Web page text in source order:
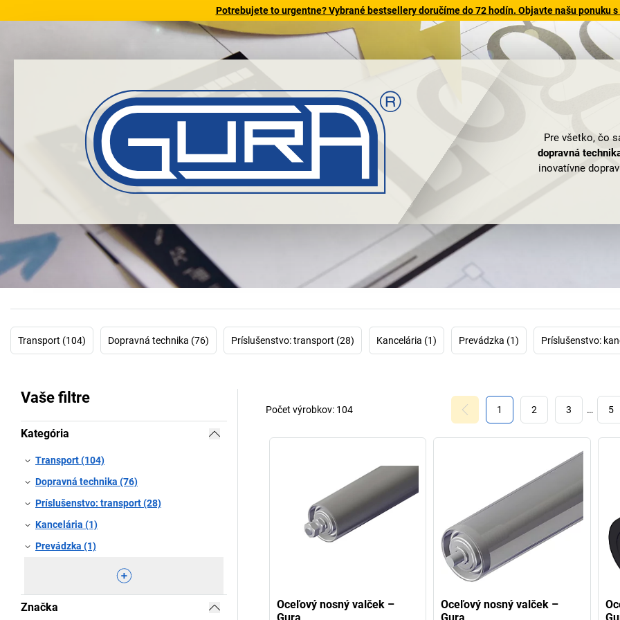
Potrebujete to urgentne? Vybrané bestsellery doručíme do 72 hodín. Objavte našu ponuku
Pre všetko, čo
dopravná
inovatívne
A čo by ste
paliet? V
valčekové
vyrovnávať
GURA.
Transport (104) Dopravná technika (76) Príslušenstvo: transport (28) Kancelária (1) Prevádzka (1) Príslušenstvo:
Vaše filtre
Kategória
Transport (104)
Dopravná technika (76)
Príslušenstvo: transport (28)
Kancelária (1)
Prevádzka (1)
Značka
1 2 3 … 5
Počet výrobkov: 104
Oceľový nosný valček –
Gura
Oceľový nosný valček –
Gura